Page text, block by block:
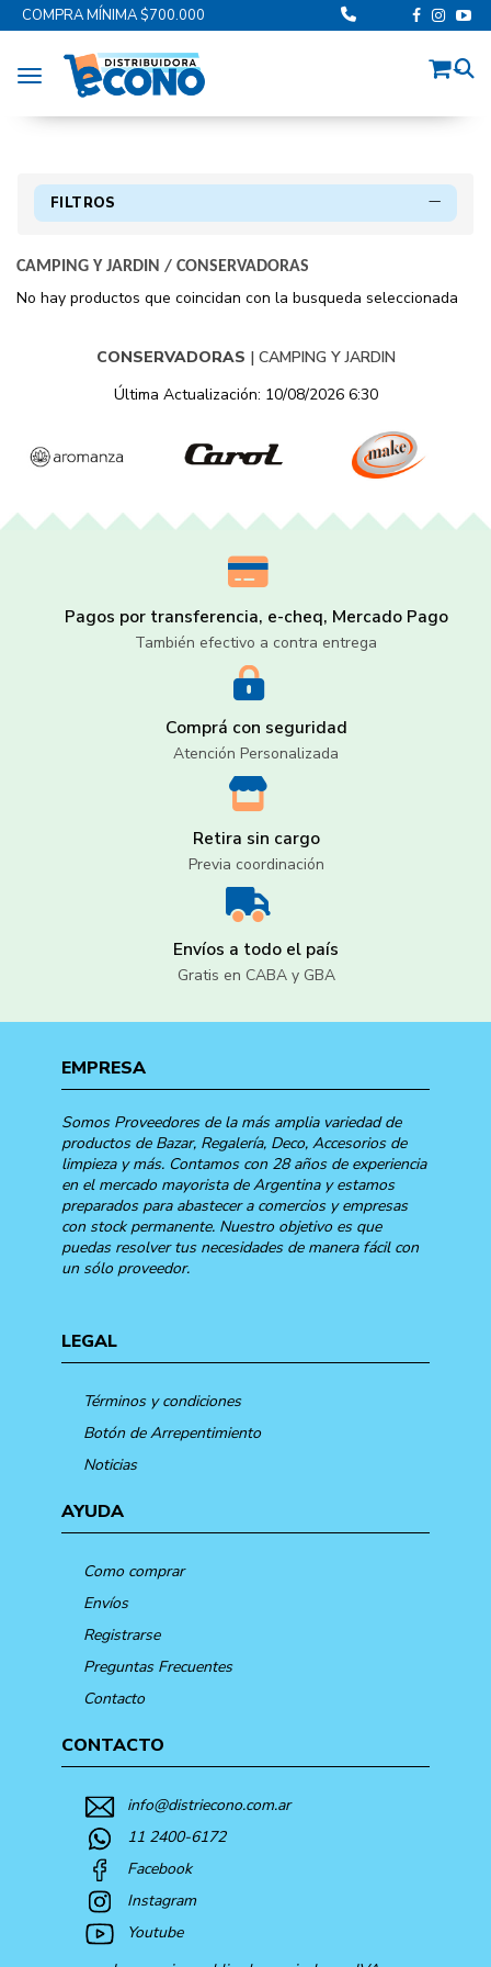
COMPRA MÍNIMA $700.000
Toggle navigation
FILTROS
CAMPING Y JARDIN / CONSERVADORAS
No hay productos que coincidan con la busqueda seleccionada
CONSERVADORAS | CAMPING Y JARDIN
Última Actualización: 10/08/2026 6:30
Pagos por transferencia, e-cheq, Mercado Pago
También efectivo a contra entrega
Comprá con seguridad
Atención Personalizada
Retira sin cargo
Previa coordinación
Envíos a todo el país
Gratis en CABA y GBA
EMPRESA
Somos Proveedores de la más amplia variedad de
productos de Bazar, Regalería, Deco, Accesorios de
limpieza y más. Contamos con 28 años de experiencia
en el mercado mayorista de Argentina y estamos
preparados para abastecer a comercios y empresas
con stock permanente. Nuestro objetivo es que
puedas resolver tus necesidades de manera fácil con
un sólo proveedor.
LEGAL
Términos y condiciones
Botón de Arrepentimiento
Noticias
AYUDA
Como comprar
Envíos
Registrarse
Preguntas Frecuentes
Contacto
CONTACTO
info@distriecono.com.ar
11 2400-6172
Facebook
Instagram
Youtube